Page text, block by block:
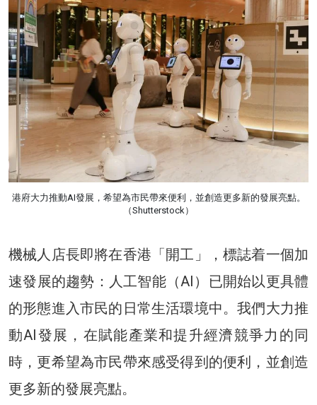
港府大力推動AI發展，希望為市民帶來便利，並創造更多新的發展亮點。
（Shutterstock）
機械人店長即將在香港「開工」，標誌着一個加
速發展的趨勢：人工智能（AI）已開始以更具體
的形態進入市民的日常生活環境中。我們大力推
動AI發展，在賦能產業和提升經濟競爭力的同
時，更希望為市民帶來感受得到的便利，並創造
更多新的發展亮點。